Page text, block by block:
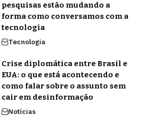
pesquisas estão mudando a
forma como conversamos com a
tecnologia
Tecnologia
Crise diplomática entre Brasil e
EUA: o que está acontecendo e
como falar sobre o assunto sem
cair em desinformação
Notícias